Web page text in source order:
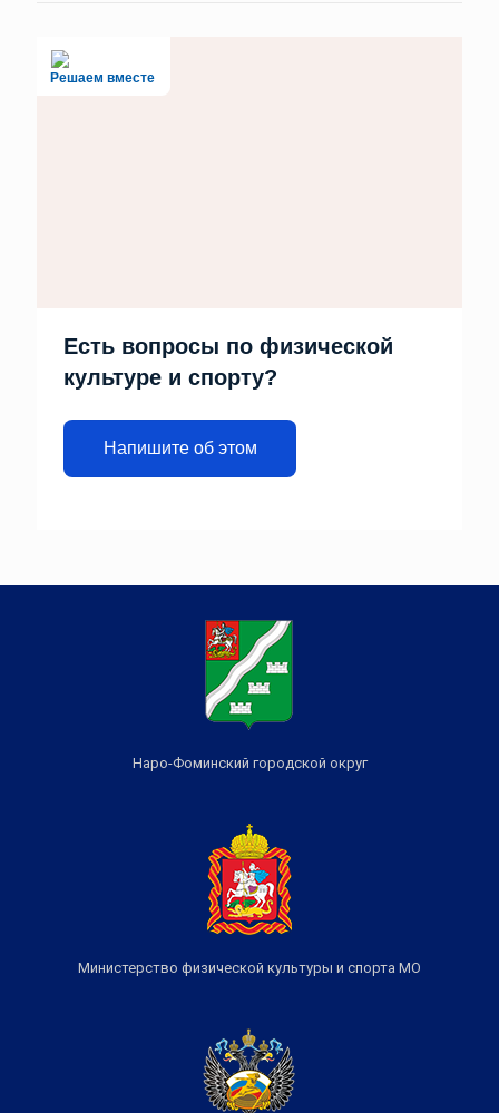
Решаем вместе
Есть вопросы по физической
культуре и спорту?
Напишите об этом
Наро-Фоминский городской округ
Министерство физической культуры и спорта МО